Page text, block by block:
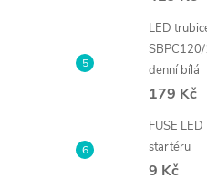
LED
denní bílá
179 Kč
FUSE
startéru
9 Kč